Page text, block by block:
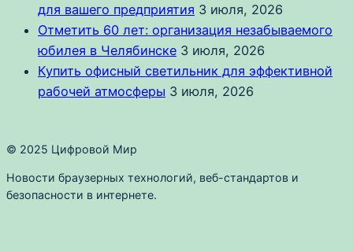
для вашего предприятия 3 июля, 2026
Отметить 60 лет: организация незабываемого
юбилея в Челябинске 3 июля, 2026
Купить офисный светильник для эффективной
рабочей атмосферы 3 июля, 2026
© 2025 Цифровой Мир
Новости браузерных технологий, веб-стандартов и
безопасности в интернете.